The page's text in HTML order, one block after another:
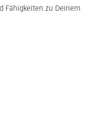
Fähigkeiten zu Deinem